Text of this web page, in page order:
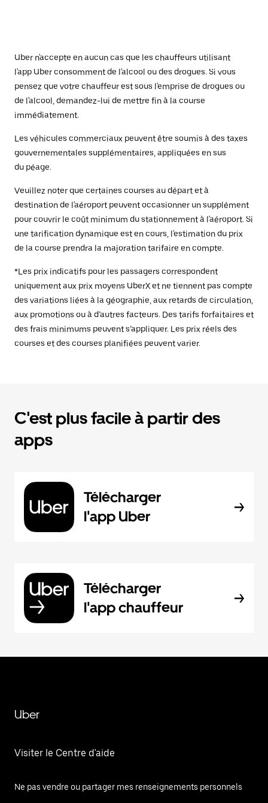
Uber n'accepte en aucun cas que les chauffeurs utilisant
l'app Uber consomment de l'alcool ou des drogues. Si vous
pensez que votre chauffeur est sous l'emprise de drogues ou
de l'alcool, demandez-lui de mettre fin à la course
immédiatement.
Les véhicules commerciaux peuvent être soumis à des taxes
gouvernementales supplémentaires, appliquées en sus
du péage.
Veuillez noter que certaines courses au départ et à
destination de l'aéroport peuvent occasionner un supplément
pour couvrir le coût minimum du stationnement à l'aéroport. Si
une tarification dynamique est en cours, l'estimation du prix
de la course prendra la majoration tarifaire en compte.
*Les prix indicatifs pour les passagers correspondent
uniquement aux prix moyens UberX et ne tiennent pas compte
des variations liées à la géographie, aux retards de circulation,
aux promotions ou à d’autres facteurs. Des tarifs forfaitaires et
des frais minimums peuvent s’appliquer. Les prix réels des
courses et des courses planifiées peuvent varier.
C'est plus facile à partir des
apps
Télécharger
l'app Uber
Télécharger
l'app chauffeur
Uber
Visiter le Centre d'aide
Ne pas vendre ou partager mes renseignements personnels